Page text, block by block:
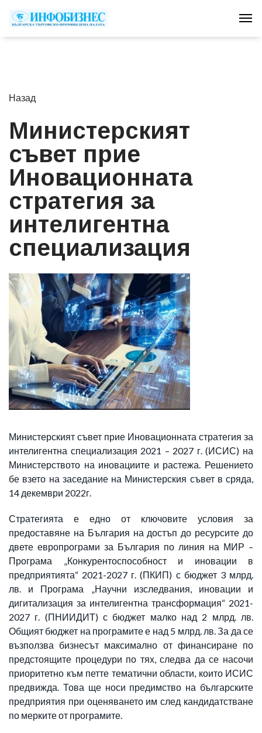
Назад
Министерският
съвет прие
Иновационната
стратегия за
интелигентна
специализация
Министерският съвет прие Иновационната стратегия за
интелигентна специализация 2021 – 2027 г. (ИСИС) на
Министерството на иновациите и растежа. Решението
бе взето на заседание на Министерския съвет в сряда,
14 декември 2022г.
Стратегията е едно от ключовите условия за
предоставяне на България на достъп до ресурсите до
двете европрограми за България по линия на МИР –
Програма „Конкурентоспособност и иновации в
предприятията“ 2021-2027 г. (ПКИП) с бюджет 3 млрд.
лв. и Програма „Научни изследвания, иновации и
дигитализация за интелигентна трансформация“ 2021-
2027 г. (ПНИИДИТ) с бюджет малко над 2 млрд. лв.
Общият бюджет на програмите е над 5 млрд. лв. За да се
възползва бизнесът максимално от финансиране по
предстоящите процедури по тях, следва да се насочи
приоритетно към петте тематични области, които ИСИС
предвижда. Това ще носи предимство на българските
предприятия при оценяването им след кандидатстване
по мерките от програмите.